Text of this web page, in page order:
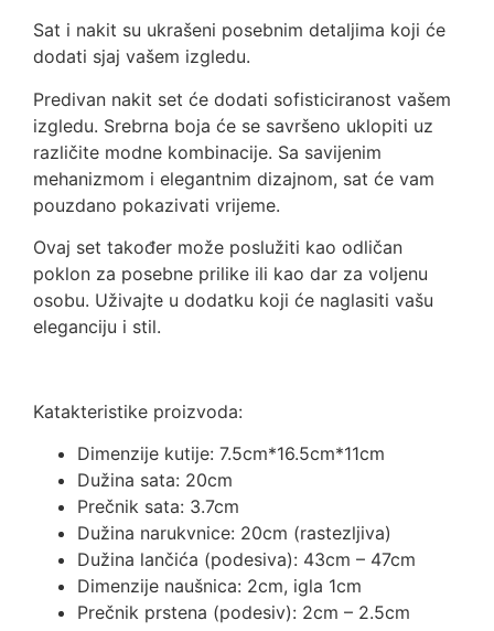
Sat i nakit su ukrašeni posebnim detaljima koji će
dodati sjaj vašem izgledu.
Predivan nakit set će dodati sofisticiranost vašem
izgledu. Srebrna boja će se savršeno uklopiti uz
različite modne kombinacije. Sa savijenim
mehanizmom i elegantnim dizajnom, sat će vam
pouzdano pokazivati vrijeme.
Ovaj set također može poslužiti kao odličan
poklon za posebne prilike ili kao dar za voljenu
osobu. Uživajte u dodatku koji će naglasiti vašu
eleganciju i stil.
Katakteristike proizvoda:
Dimenzije kutije: 7.5cm*16.5cm*11cm
Dužina sata: 20cm
Prečnik sata: 3.7cm
Dužina narukvnice: 20cm (rastezljiva)
Dužina lančića (podesiva): 43cm – 47cm
Dimenzije naušnica: 2cm, igla 1cm
Prečnik prstena (podesiv): 2cm – 2.5cm